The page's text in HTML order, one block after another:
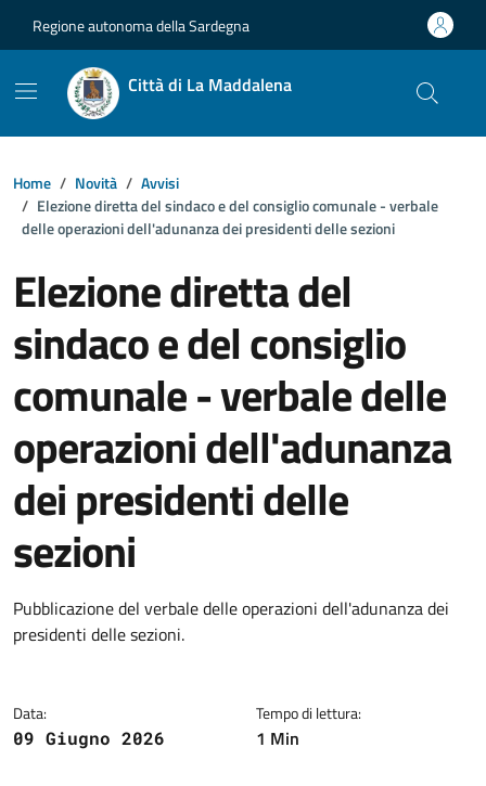
Regione autonoma della Sardegna
Città di La Maddalena
Home Novità
Avvisi
Elezione diretta del sindaco e del consiglio comunale - verbale
delle operazioni dell'adunanza dei presidenti delle sezioni
Elezione diretta del
sindaco e del consiglio
comunale - verbale delle
operazioni dell'adunanza
dei presidenti delle
sezioni
Dettagli della notizia
Pubblicazione del verbale delle operazioni dell'adunanza dei
presidenti delle sezioni.
Data:
09 Giugno 2026
Tempo di lettura:
1 Min